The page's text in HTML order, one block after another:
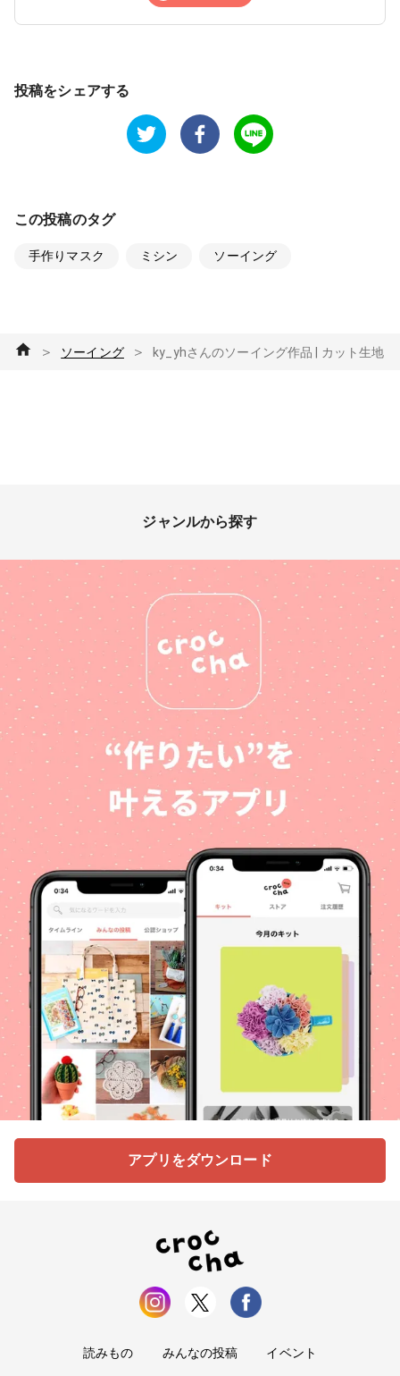
投稿をシェアする
この投稿のタグ
手作りマスク ミシン ソーイング
＞ ソーイング ＞ ky_yhさんのソーイング作品 | カット生地
ジャンルから探す
アプリをダウンロード
読みもの みんなの投稿 イベント